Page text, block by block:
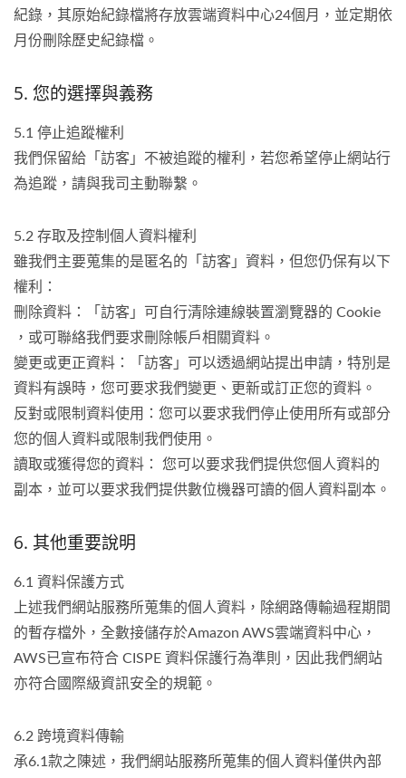
紀錄，其原始紀錄檔將存放雲端資料中心24個月，並定期依
月份刪除歷史紀錄檔。
5. 您的選擇與義務
5.1 停止追蹤權利
我們保留給「訪客」不被追蹤的權利，若您希望停止網站行
為追蹤，請與我司主動聯繫。
5.2 存取及控制個人資料權利
雖我們主要蒐集的是匿名的「訪客」資料，但您仍保有以下
權利：
刪除資料：「訪客」可自行清除連線裝置瀏覽器的 Cookie
，或可聯絡我們要求刪除帳戶相關資料。
變更或更正資料：「訪客」可以透過網站提出申請，特別是
資料有誤時，您可要求我們變更、更新或訂正您的資料。
反對或限制資料使用：您可以要求我們停止使用所有或部分
您的個人資料或限制我們使用。
讀取或獲得您的資料： 您可以要求我們提供您個人資料的
副本，並可以要求我們提供數位機器可讀的個人資料副本。
6. 其他重要說明
6.1 資料保護方式
上述我們網站服務所蒐集的個人資料，除網路傳輸過程期間
的暫存檔外，全數接儲存於Amazon AWS雲端資料中心，
AWS已宣布符合 CISPE 資料保護行為準則，因此我們網站
亦符合國際級資訊安全的規範。
6.2 跨境資料傳輸
承6.1款之陳述，我們網站服務所蒐集的個人資料僅供內部